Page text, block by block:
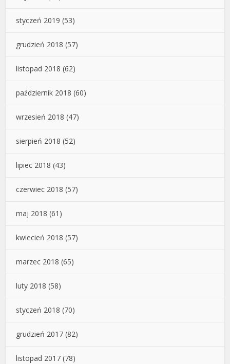
styczeń 2019 (53)
grudzień 2018 (57)
listopad 2018 (62)
październik 2018 (60)
wrzesień 2018 (47)
sierpień 2018 (52)
lipiec 2018 (43)
czerwiec 2018 (57)
maj 2018 (61)
kwiecień 2018 (57)
marzec 2018 (65)
luty 2018 (58)
styczeń 2018 (70)
grudzień 2017 (82)
listopad 2017 (78)